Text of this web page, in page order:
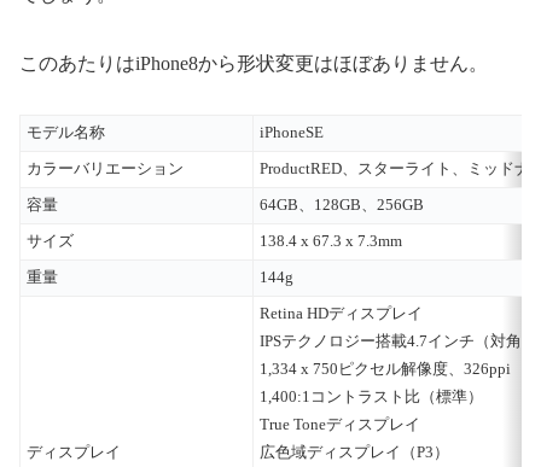
このあたりはiPhone8から形状変更はほぼありません。
モデル名称 iPhoneSE
カラーバリエーション ProductRED、スターライト、ミッドナ
容量 64GB、128GB、256GB
サイズ 138.4 x 67.3 x 7.3mm
重量 144g
ディスプレイ
Retina HDディスプレイ
IPSテクノロジー搭載4.7インチ（対角
1,334 x 750ピクセル解像度、326ppi
1,400:1コントラスト比（標準）
True Toneディスプレイ
広色域ディスプレイ（P3）